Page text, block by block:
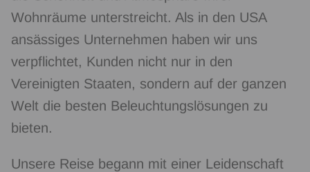
Wohnräume unterstreicht. Als in den USA
ansässiges Unternehmen haben wir uns
verpflichtet, Kunden nicht nur in den
Vereinigten Staaten, sondern auf der ganzen
Welt die besten Beleuchtungslösungen zu
bieten.
Unsere Reise begann mit einer Leidenschaft